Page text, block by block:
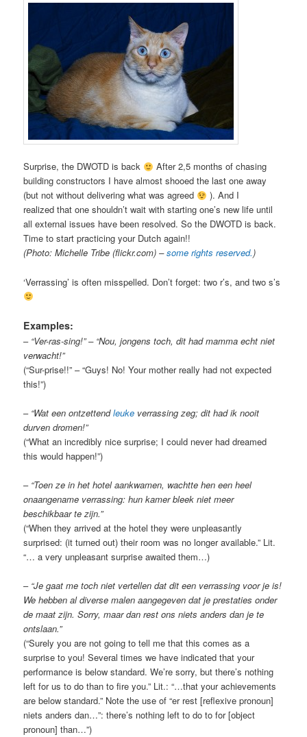
Surprise, the DWOTD is back
After 2,5 months of chasing
building constructors I have almost shooed the last one away
(but not without delivering what was agreed
). And I
realized that one shouldn’t wait with starting one’s new life until
all external issues have been resolved. So the DWOTD is back.
Time to start practicing your Dutch again!!
(Photo: Michelle Tribe (flickr.com) –some rights reserved.)
‘Verrassing’ is often misspelled. Don’t forget: two r’s, and two s’s
Examples:
– “Ver-ras-sing!” – “Nou, jongens toch, dit had mamma echt niet
verwacht!”
(“Sur-prise!!” – “Guys! No! Your mother really had not expected
this!”)
– “Wat een ontzettendleuke verrassing zeg; dit had ik nooit
durven dromen!”
(“What an incredibly nice surprise; I could never had dreamed
this would happen!”)
– “Toen ze in het hotel aankwamen, wachtte hen een heel
onaangename verrassing: hun kamer bleek niet meer
beschikbaar te zijn.”
(“When they arrived at the hotel they were unpleasantly
surprised: (it turned out) their room was no longer available.” Lit.
“… a very unpleasant surprise awaited them…)
– “Je gaat me toch niet vertellen dat dit een verrassing voor je is!
We hebben al diverse malen aangegeven dat je prestaties onder
de maat zijn. Sorry, maar dan rest ons niets anders dan je te
ontslaan.”
(“Surely you are not going to tell me that this comes as a
surprise to you! Several times we have indicated that your
performance is below standard. We’re sorry, but there’s nothing
left for us to do than to fire you.” Lit.: “…that your achievements
are below standard.” Note the use of “er rest [reflexive pronoun]
niets anders dan…”: there’s nothing left to do to for [object
pronoun] than…”)